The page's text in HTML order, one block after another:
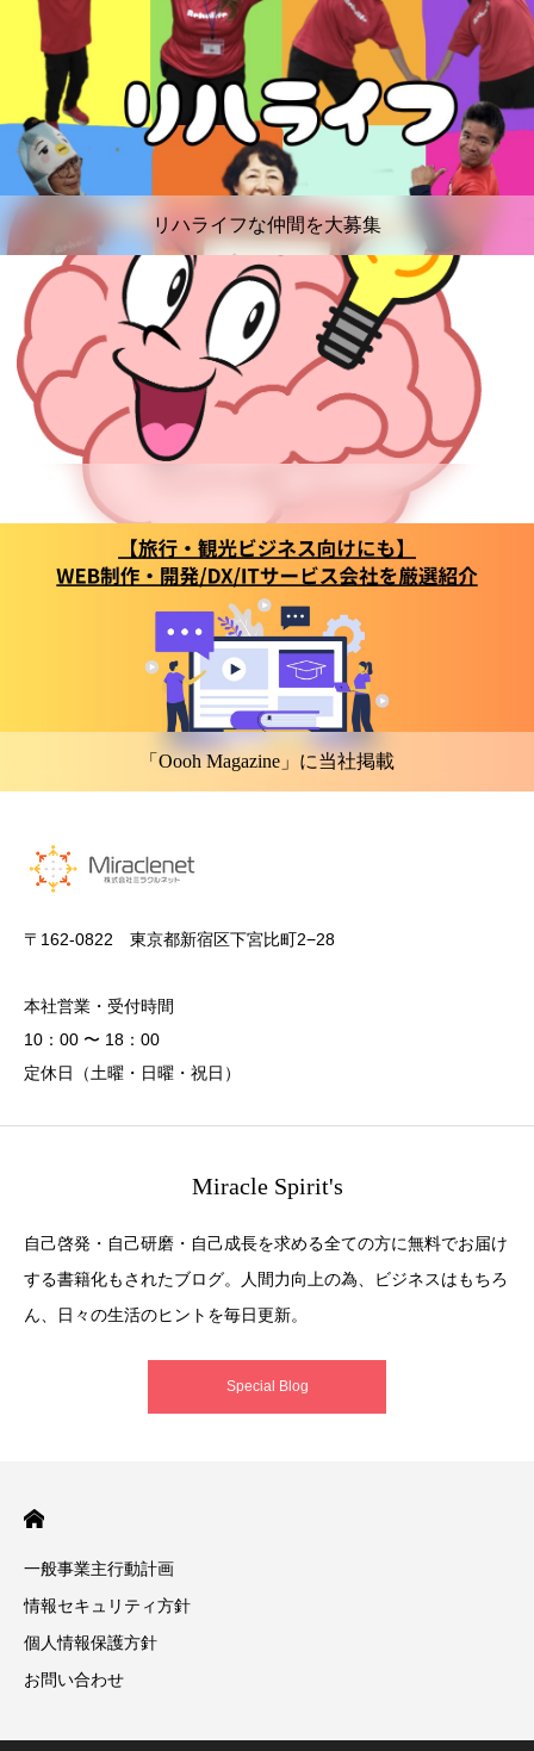
リハライフな仲間を大募集
「Oooh Magazine」に当社掲載
〒162-0822 東京都新宿区下宮比町2−28
本社営業・受付時間
10：00 〜 18：00
定休日（土曜・日曜・祝日）
Miracle Spirit's
自己啓発・自己研磨・自己成長を求める全ての方に無料でお届け
する書籍化もされたブログ。人間力向上の為、ビジネスはもちろ
ん、日々の生活のヒントを毎日更新。
Special Blog
一般事業主行動計画
情報セキュリティ方針
個人情報保護方針
お問い合わせ